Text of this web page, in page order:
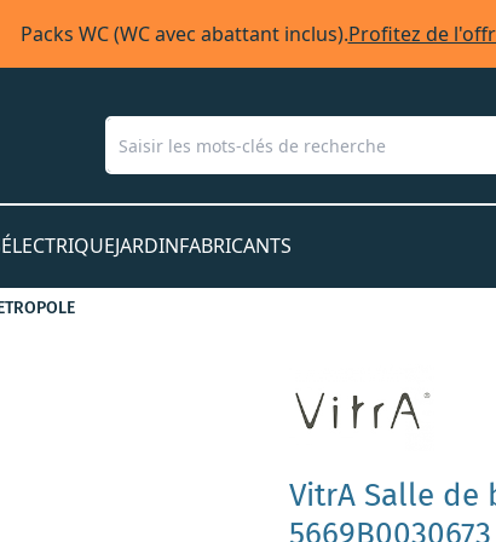
Packs WC (WC avec abattant inclus).Profitez de
ÉLECTRIQUEJARDINFABRICANTS
VitrA Salle de